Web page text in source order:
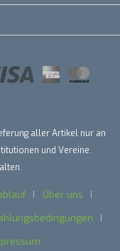
aller Artikel nur an
und Vereine.
Über uns